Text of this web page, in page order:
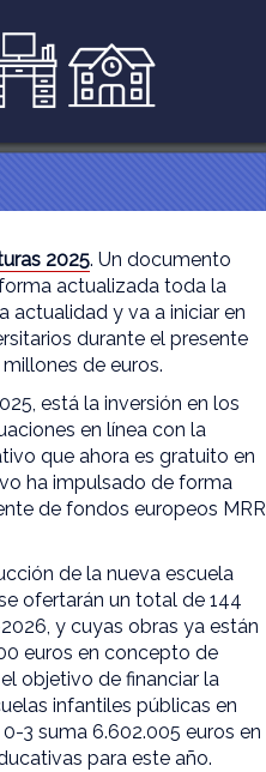
2025. Un documento
actualizada toda la
actualidad y va a iniciar en
durante el presente
de euros.
está la inversión en los
en línea con la
que ahora es gratuito en
ha impulsado de forma
de fondos europeos MRR
de la nueva escuela
ofertarán un total de 144
y cuyas obras ya están
euros en concepto de
objetivo de financiar la
infantiles públicas en
3 suma 6.602.005 euros en
para este año.